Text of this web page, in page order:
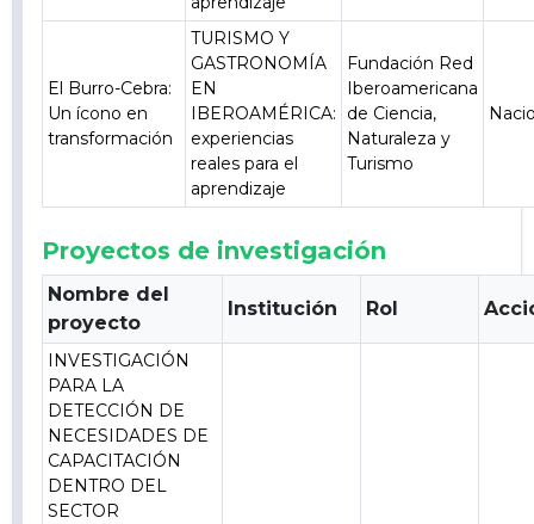
El Burro-Cebra:
Un ícono en
transformación
TURISMO Y
GASTRONOMÍA
EN
IBEROAMÉRICA:
experiencias
reales para el
aprendizaje
Fundación Red
Iberoamericana
de Ciencia,
Naturaleza y
Turismo
Proyectos de investigación
Nombre del
proyecto
Institución Rol
INVESTIGACIÓN
PARA LA
DETECCIÓN DE
NECESIDADES DE
CAPACITACIÓN
DENTRO DEL
SECTOR